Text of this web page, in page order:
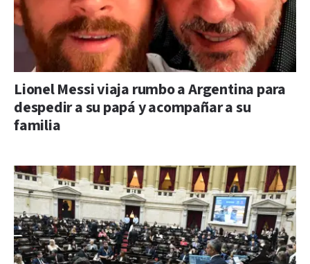
Lionel Messi viaja rumbo a Argentina para
despedir a su papá y acompañar a su
familia